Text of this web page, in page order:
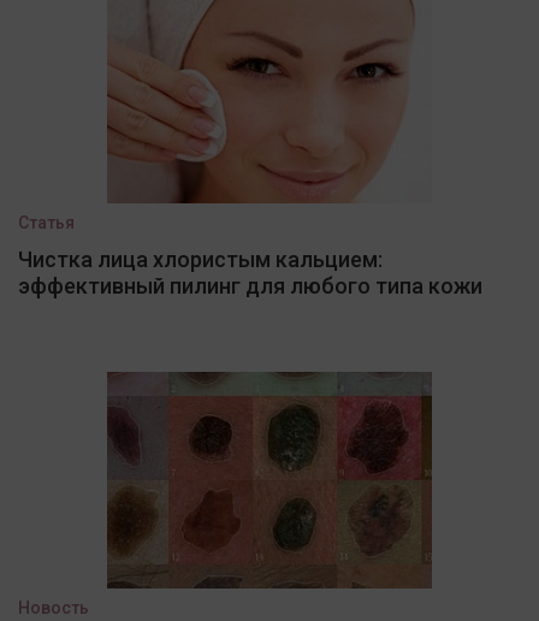
Статья
Чистка лица хлористым кальцием:
эффективный пилинг для любого типа кожи
Новость